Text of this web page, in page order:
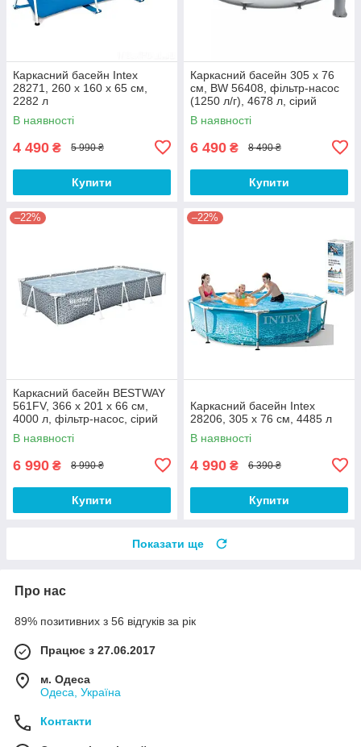
Каркасний басейн Intex
28271, 260 х 160 х 65 см,
2282 л
В наявності
4 490 ₴ 5 990 ₴
Купити
Каркасний басейн 305 х 76
см, BW 56408, фільтр-насос
(1250 л/г), 4678 л, сірий
В наявності
6 490 ₴ 8 490 ₴
Купити
–22%
Каркасний басейн BESTWAY
561FV, 366 х 201 х 66 см,
4000 л, фільтр-насос, сірий
В наявності
6 990 ₴ 8 990 ₴
Купити
–22%
Каркасний басейн Intex
28206, 305 x 76 см, 4485 л
В наявності
4 990 ₴ 6 390 ₴
Купити
Показати ще
Про нас
89% позитивних з 56 відгуків за рік
Працює з 27.06.2017
м. Одеса
Одеса, Україна
Контакти